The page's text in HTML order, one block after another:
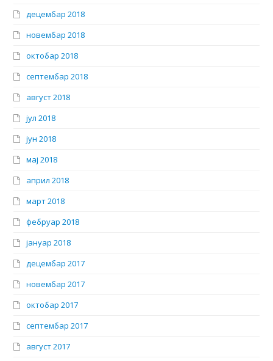
децембар 2018
новембар 2018
октобар 2018
септембар 2018
август 2018
јул 2018
јун 2018
мај 2018
април 2018
март 2018
фебруар 2018
јануар 2018
децембар 2017
новембар 2017
октобар 2017
септембар 2017
август 2017